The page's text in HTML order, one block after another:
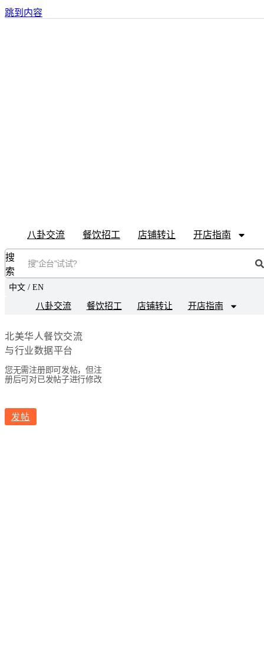
跳到内容
八卦交流 餐饮招工 店铺转让 开店指南
搜
索
中文 / EN
八卦交流 餐饮招工 店铺转让 开店指南
北美华人餐饮交流
与行业数据平台
您无需注册即可发帖，但注
册后可对已发帖子进行修改
发帖